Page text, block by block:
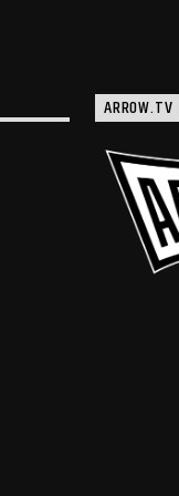
ARROW.TV